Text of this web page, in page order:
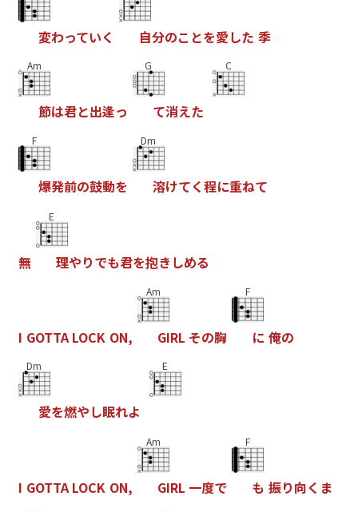
変わっていく 自分のこ とを愛した 季
Am
節は君と出逢っ
G
て消えた
C
F
爆発前の鼓動を
Dm
溶けてく程に重ねて
無
E
理やりでも君を抱き しめる
I GOTTA LOCK ON,
Am
GIRL その胸
F
に 俺の
Dm
愛を燃やし眠れよ
E
I GOTTA LOCK ON,
Am
GIRL 一度で
F
も 振り向く ま